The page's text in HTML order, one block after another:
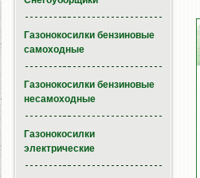
Газонокосилки бензиновые
самоходные
Газонокосилки бензиновые
несамоходные
Газонокосилки
электрические